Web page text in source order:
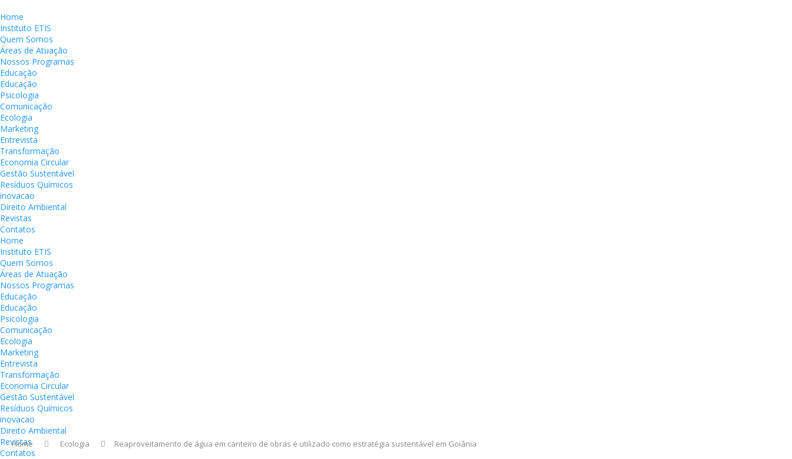
Home
Instituto ETIS
Quem Somos
Áreas de Atuação
Nossos Programas
Educação
Educação
Psicologia
Comunicação
Ecologia
Marketing
Entrevista
Transformação
Economia Circular
Gestão Sustentável
Resíduos Químicos
inovacao
Direito Ambiental
Revistas
Contatos
Home
Instituto ETIS
Quem Somos
Áreas de Atuação
Nossos Programas
Educação
Educação
Psicologia
Comunicação
Ecologia
Marketing
Entrevista
Transformação
Economia Circular
Gestão Sustentável
Resíduos Químicos
inovacao
Direito Ambiental
Revistas
Contatos
Home Ecologia Reaproveitamento de água em canteiro de obras é utilizado como estratégia sustentável em Goiânia